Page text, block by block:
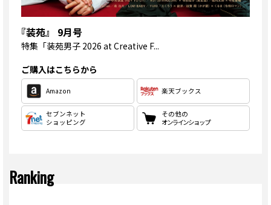
『装苑』 9月号
特集 「装苑男子 2026 at Creative F...
ご購入はこちらから
Amazon 楽天ブックス
セブンネット
ショッピング
その他の
オンラインショップ
Ranking